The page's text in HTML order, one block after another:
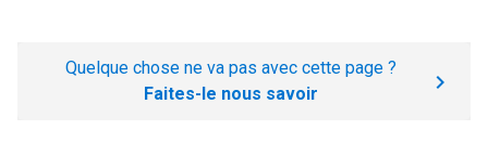
Quelque chose ne va pas avec cette page ?
Faites-le nous savoir